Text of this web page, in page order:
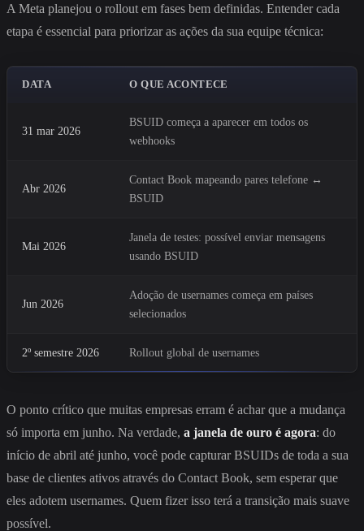
A Meta planejou o rollout em fases bem definidas. Entender cada
etapa é essencial para priorizar as ações da sua equipe técnica:
DATA O QUE ACONTECE
31 mar 2026
BSUID começa a aparecer em todos os
webhooks
Abr 2026
Contact Book mapeando pares telefone ↔
BSUID
Mai 2026
Janela de testes: possível enviar mensagens
usando BSUID
Jun 2026
Adoção de usernames começa em países
selecionados
2º semestre 2026 Rollout global de usernames
O ponto crítico que muitas empresas erram é achar que a mudança
só importa em junho. Na verdade, a janela de ouro é agora: do
início de abril até junho, você pode capturar BSUIDs de toda a sua
base de clientes ativos através do Contact Book, sem esperar que
eles adotem usernames. Quem fizer isso terá a transição mais suave
possível.